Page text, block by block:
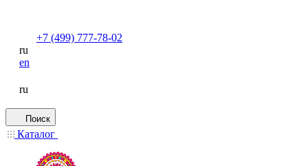
+7 (499) 777-78-02
ru
en
ru
Поиск
Каталог